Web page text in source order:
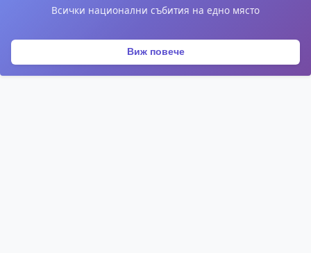
Всички национални събития на едно място
Виж повече